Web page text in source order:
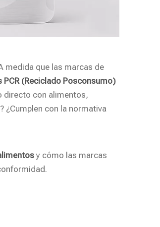
medida que las marcas de
PCR (Reciclado Posconsumo)
directo con alimentos,
¿Cumplen con la normativa
y cómo las marcas